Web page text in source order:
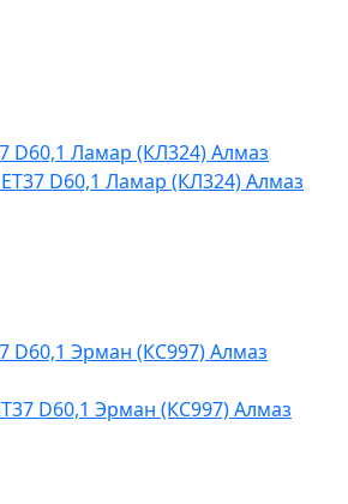
D60,1 Ламар (КЛ324) Алмаз
D60,1 Эрман (КС997) Алмаз